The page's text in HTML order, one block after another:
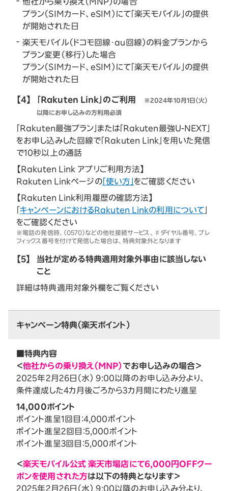
プラン（SIMカード、eSIM）にて「楽天モバイル」の提供
が開始された日
楽天モバイル（ドコモ回線・au回線）の料金プランから
プラン変更（移行）した場合
プラン（SIMカード、eSIM）にて「楽天モバイル」の提供
が開始された日
【4】 「Rakuten Link」のご利用
※2024年10月1日（火）
以降にお申し込みの方利用必須
「Rakuten最強プラン」または「Rakuten最強U-NEXT」
をお申し込みした回線で「Rakuten Link」を用いた発信
で10秒以上の通話
【Rakuten Link アプリご利用方法】
Rakuten Linkページの「使い方」 をご確認ください
【Rakuten Link利用履歴の確認方法】
「キャンペーンにおけるRakuten Linkの利用について
をご確認ください
※電話の発信時、（0570）などの他社接続サービス、♯ダイヤル番号、プレ
フィックス番号を付けて発信した場合は、特典対象外となります
【5】
当社が定める特典適用対象外事由に該当しない
こと
詳細は特典適用対象外欄をご覧ください
キャンペーン特典（楽天ポイント）
■特典内容
＜他社からの乗り換え（MNP）でお申し込みの場合＞
2025年2月26日（水） 9:00以降のお申し込み分より、
条件達成した4カ月後ごろから3カ月間にわたり進呈
14,000ポイント
ポイント進呈1回目：4,000ポイント
ポイント進呈2回目：5,000ポイント
ポイント進呈3回目：5,000ポイント
＜楽天モバイル公式 楽天市場店にて6,000円OFFクー
ポンを使用された方は以下の特典となります＞
2025年2月26日（水） 9:00以降のお申し込み分より、